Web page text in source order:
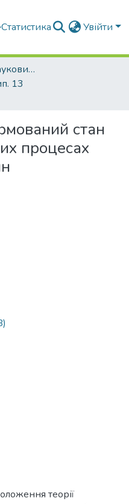
Статистика Увійти
Вибрані статті з наукових збірників КНУБА
13
стан
процесах
теорії